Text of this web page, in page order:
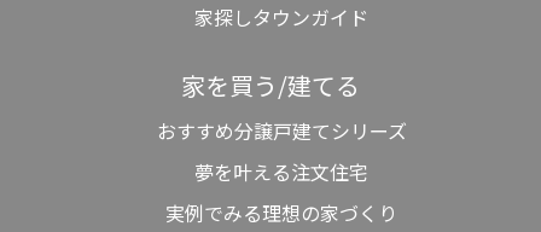
家探しタウンガイド
家を買う/建てる
おすすめ分譲戸建てシリーズ
夢を叶える注文住宅
実例でみる理想の家づくり